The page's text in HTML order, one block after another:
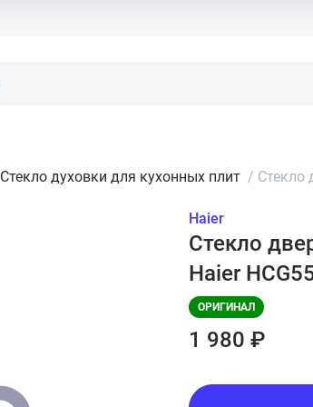
Стекло духовки для кухонных плит / Стекло
Haier
Стекло
Haier
ОРИГИНАЛ
1 980 ₽